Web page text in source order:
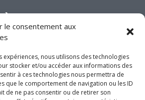
le consentement aux
expériences, nous utilisons des technologies
stocker et/ou accéder aux informations des
à ces technologies nous permettra de
que le comportement de navigation ou les ID
de ne pas consentir ou de retirer son
à
nous